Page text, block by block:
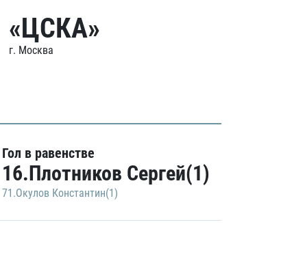
«ЦСКА»
г. Москва
Гол в равенстве
16.Плотников Сергей(1)
71.Окулов Константин(1)